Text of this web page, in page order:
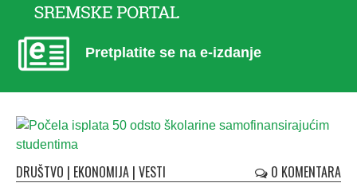
Pretplatite se na e-izdanje
DRUŠTVO | EKONOMIJA | VESTI 0 KOMENTARA